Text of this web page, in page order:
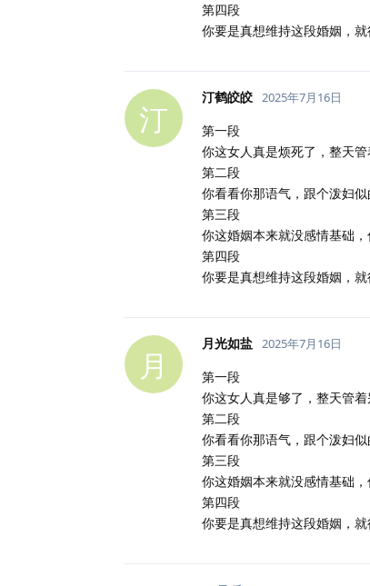
第四段
你要是真想维持这段婚姻，
汀
汀鹤皎皎 2025年7月16日
第一段
你这女人真是烦死了，整天
第二段
你看看你那语气，跟个泼妇
第三段
你这婚姻本来就没感情基础
第四段
你要是真想维持这段婚姻，
月
月光如盐 2025年7月16日
第一段
你这女人真是够了，整天管
第二段
你看看你那语气，跟个泼妇
第三段
你这婚姻本来就没感情基础
第四段
你要是真想维持这段婚姻，